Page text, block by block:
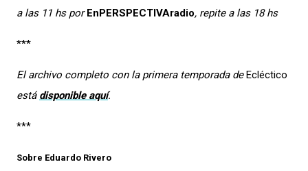
a las 11 hs porEnPERSPECTIVAradio, repite a las 18 hs
***
El archivo completo con la primera temporada deEcléctico
está disponible aquí.
***
Sobre Eduardo Rivero